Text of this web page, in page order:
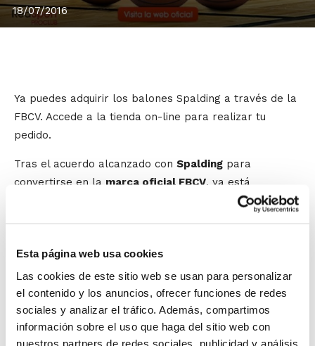
Esta página web usa cookies
Las cookies de este sitio web se usan para personalizar
el contenido y los anuncios, ofrecer funciones de redes
sociales y analizar el tráfico. Además, compartimos
información sobre el uso que haga del sitio web con
nuestros partners de redes sociales, publicidad y análisis
18/07/2016
Ya puedes adquirir los balones Spalding a través de la
FBCV. Accede a la tienda on-line para realizar tu
pedido.
Tras el acuerdo alcanzado con Spalding para
convertirse en la marca oficial FBCV, ya está
a través de la
en los próximos días se irán incorporando nuevos
artículos y prendas deportivas.
El balón Spalding se ha convertido enBalón Oficial
FBCV, recomendándose su uso en todas las
competiciones. Con la tienda on-line se puede acceder